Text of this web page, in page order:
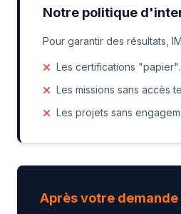
Notre politique
Pour garantir des résultats,
Les certifications "papier".
Les missions sans accès
Les projets sans
Après votre demande